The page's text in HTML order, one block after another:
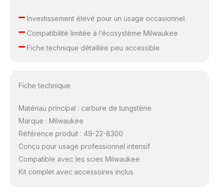
–Investissement élevé pour un usage occasionnel
–Compatibilité limitée à l’écosystème Milwaukee
–Fiche technique détaillée peu accessible
Fiche technique
Matériau principal : carbure de tungstène
Marque : Milwaukee
Référence produit : 49-22-8300
Conçu pour usage professionnel intensif
Compatible avec les scies Milwaukee
Kit complet avec accessoires inclus